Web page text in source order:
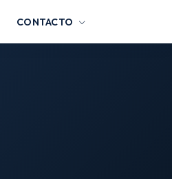
CONTACTO